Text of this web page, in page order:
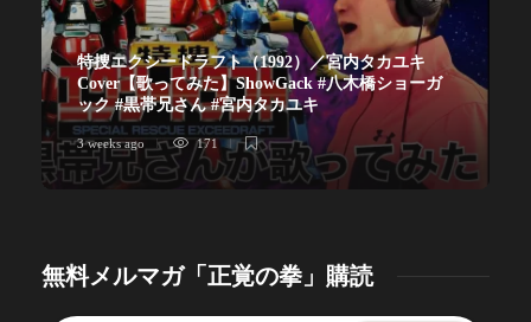
特捜エクシードラフト（1992）／宮内タカユキ
Cover【歌ってみた】ShowGack #八木橋ショーガ
ック #黒帯兄さん #宮内タカユキ
3 weeks ago 171
無料メルマガ「正覚の拳」購読